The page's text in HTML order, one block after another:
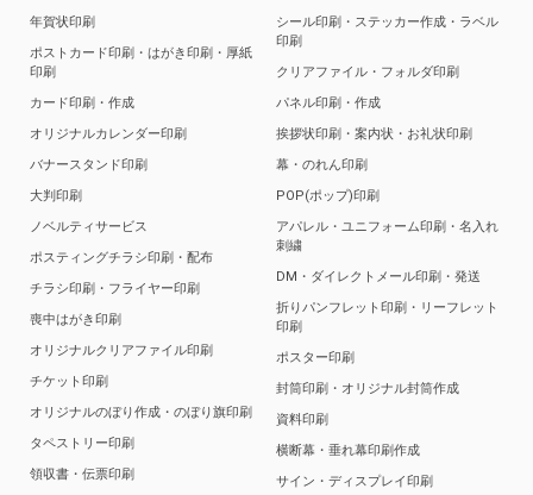
年賀状印刷
ポストカード印刷・はがき印刷・厚紙
印刷
カード印刷・作成
オリジナルカレンダー印刷
バナースタンド印刷
大判印刷
ノベルティサービス
ポスティングチラシ印刷・配布
チラシ印刷・フライヤー印刷
喪中はがき印刷
オリジナルクリアファイル印刷
チケット印刷
オリジナルのぼり作成・のぼり旗印刷
タペストリー印刷
領収書・伝票印刷
シール印刷・ステッカー作成・ラベル
印刷
クリアファイル・フォルダ印刷
パネル印刷・作成
挨拶状印刷・案内状・お礼状印刷
幕・のれん印刷
POP(ポップ)印刷
アパレル・ユニフォーム印刷・名入れ
刺繍
DM・ダイレクトメール印刷・発送
折りパンフレット印刷・リーフレット
印刷
ポスター印刷
封筒印刷・オリジナル封筒作成
資料印刷
横断幕・垂れ幕印刷作成
サイン・ディスプレイ印刷